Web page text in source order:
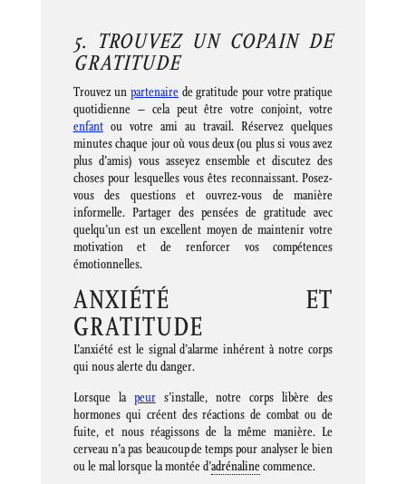
5. TROUVEZ UN COPAIN DE
GRATITUDE
Trouvez un partenairede gratitude pour votre pratique
quotidienne – cela peut être votre conjoint, votre
enfantou votre ami au travail. Réservez quelques
minutes chaque jour où vous deux (ou plus si vous avez
plus d’amis) vous asseyez ensemble et discutez des
choses pour lesquelles vous êtes reconnaissant. Posez-
vous des questions et ouvrez-vous de manière
informelle. Partager des pensées de gratitude avec
quelqu’un est un excellent moyen de maintenir votre
motivation et de renforcer vos compétences
émotionnelles.
ANXIÉTÉ ET
GRATITUDE
L’anxiété est le signal d’alarme inhérent à notre corps
qui nous alerte du danger.
Lorsque la peurs’installe, notre corps libère des
hormones qui créent des réactions de combat ou de
fuite, et nous réagissons de la même manière. Le
cerveau n’a pas beaucoup de temps pour analyser le bien
ou le mal lorsque la montée d’adrénalinecommence.